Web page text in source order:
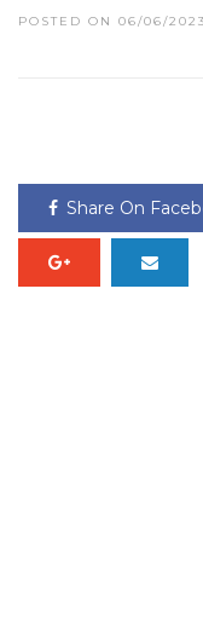
POSTED ON 06/06/2023
Share On